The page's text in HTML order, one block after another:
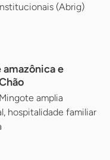
(Abrig)
e
amplia
hospitalidade familiar